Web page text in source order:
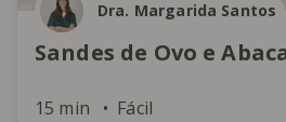
Dra. Margarida Santos
Sandes de Ovo e
15 min Fácil